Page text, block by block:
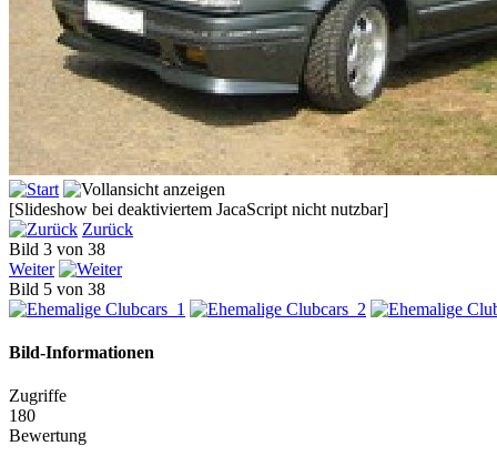
[Slideshow bei deaktiviertem JacaScript nicht nutzbar]
Zurück
Bild 3 von 38
Weiter
Bild 5 von 38
Bild-Informationen
Zugriffe
180
Bewertung